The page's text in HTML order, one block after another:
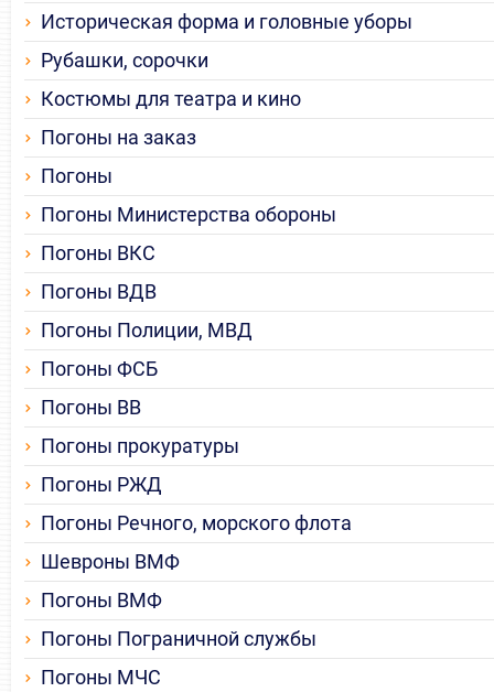
Историческая форма и головные уборы
Рубашки, сорочки
Костюмы для театра и кино
Погоны на заказ
Погоны
Погоны Министерства обороны
Погоны ВКС
Погоны ВДВ
Погоны Полиции, МВД
Погоны ФСБ
Погоны ВВ
Погоны прокуратуры
Погоны РЖД
Погоны Речного, морского флота
Шевроны ВМФ
Погоны ВМФ
Погоны Пограничной службы
Погоны МЧС